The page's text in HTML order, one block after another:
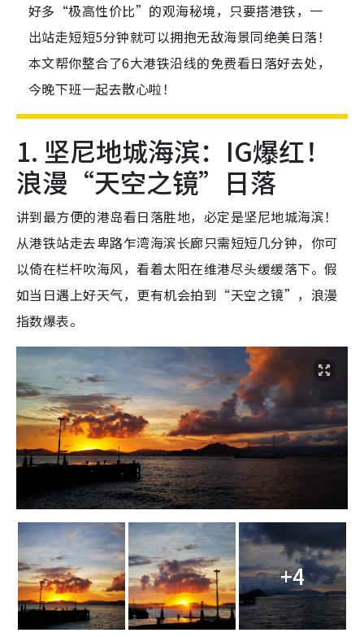
好多“极高性价比”的观海秘境，只要搭港铁，一
出站走短短5分钟就可以拥抱无敌海景同绝美日落！
本文帮你整合了6大港铁沿线的免费看日落好去处，
今晚下班一起去散心啦！
1. 坚尼地城海滨：IG爆红！
浪漫“天空之镜”日落
讲到最方便的港岛看日落胜地，必定是坚尼地城海滨！
从港铁站走去卑路乍湾海滨长廊只需短短几分钟，你可
以倚在栏杆吹海风，看着太阳在维港尽头缓缓落下。假
如当日遇上好天气，更有机会拍到“天空之镜”，浪漫
指数爆表。
+4